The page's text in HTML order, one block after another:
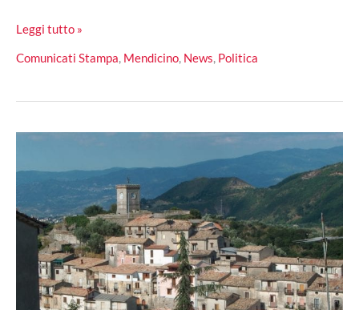
A
il
partecipato
Leggi tutto »
Comunicati Stampa, Mendicino, News, Politica